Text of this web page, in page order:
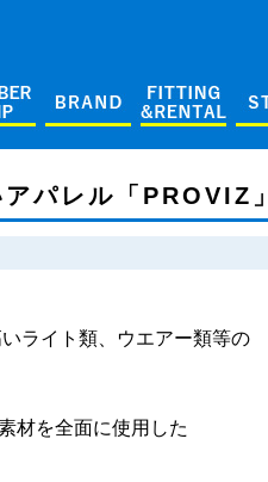
パレル「PROVIZ」
ライト類、ウエアー類等の
材を全面に使用した